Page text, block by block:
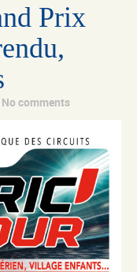
Prix
No comments